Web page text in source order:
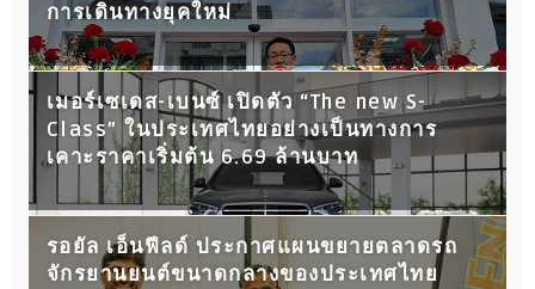
การเดินทางยุคใหม่
เมอร์เซเดส-เบนซ์ เปิดตัว “The new S-
Class” ในประเทศไทยอย่างเป็นทางการ
เคาะราคาเริ่มต้น 6.69 ล้านบาท
รอยัล เอ็นฟีลด์ ประกาศแผนขยายตลาดรถ
จักรยานยนต์ขนาดกลางของประเทศไทย